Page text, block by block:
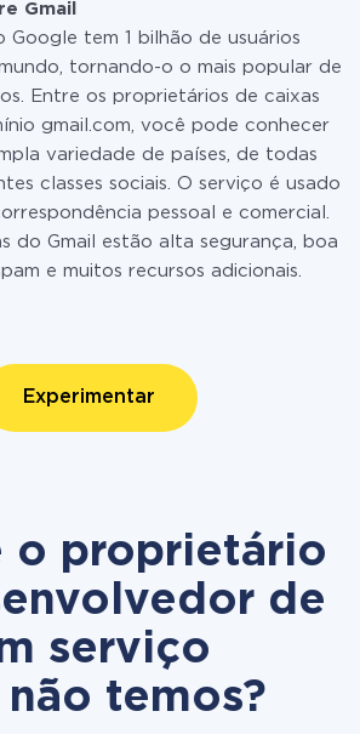
Gmail
Google tem 1 bilhão de usuários
tornando-o o mais popular de
Entre os proprietários de caixas
gmail.com, você pode conhecer
variedade de países, de todas
classes sociais. O serviço é usado
pessoal e comercial.
do Gmail estão alta segurança, boa
e muitos recursos adicionais.
Experimentar
o proprietário
de
serviço
não temos?